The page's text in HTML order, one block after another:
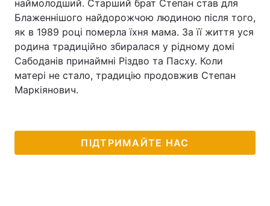
Тема оформлення
наймолодший. Старший брат Степан став для
Блаженнішого найдорожчою людиною після того,
як в 1989 році померла їхня мама. За її життя уся
родина традиційно збиралася у рідному домі
Сабоданів принаймні Різдво та Пасху. Коли
матері не стало, традицію продовжив Степан
Маркіянович.
ПІДТРИМАЙТЕ НАС